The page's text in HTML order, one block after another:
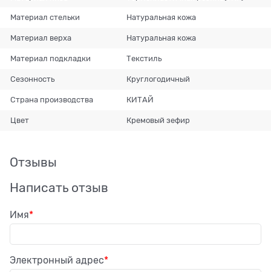
Материал стельки Натуральная кожа
Материал верха Натуральная кожа
Материал подкладки Текстиль
Сезонность Круглогодичный
Страна производства КИТАЙ
Цвет Кремовый зефир
Отзывы
Написать отзыв
Имя
Электронный адрес